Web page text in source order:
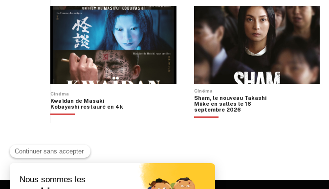
Cinéma
Kwaïdan de Masaki
Kobayashi restauré en 4k
Cinéma
Sham, le nouveau Takashi
Miike en salles le 16
septembre 2026